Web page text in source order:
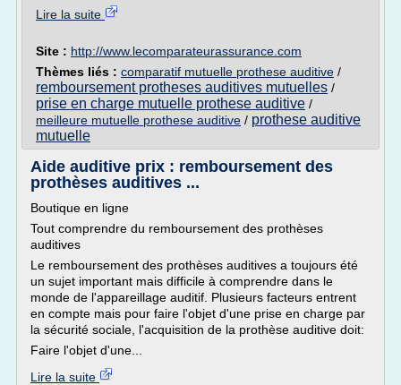
Lire la suite
Site : http://www.lecomparateurassurance.com
Thèmes liés : comparatif mutuelle prothese auditive /
remboursement protheses auditives mutuelles /
prise en charge mutuelle prothese auditive /
meilleure mutuelle prothese auditive / prothese auditive
mutuelle
Aide auditive prix : remboursement des
prothèses auditives ...
Boutique en ligne
Tout comprendre du remboursement des prothèses
auditives
Le remboursement des prothèses auditives a toujours été
un sujet important mais difficile à comprendre dans le
monde de l'appareillage auditif. Plusieurs facteurs entrent
en compte mais pour faire l'objet d'une prise en charge par
la sécurité sociale, l'acquisition de la prothèse auditive doit:
Faire l'objet d'une...
Lire la suite